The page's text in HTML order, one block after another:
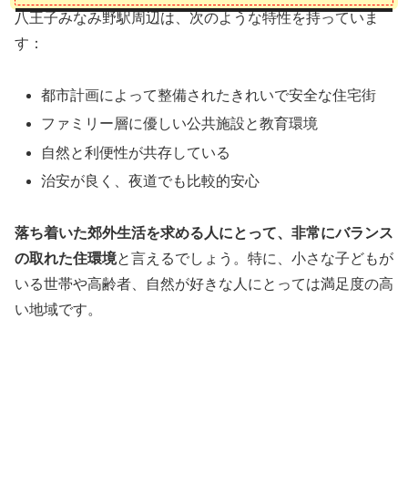
八王子みなみ野駅周辺は、次のような特性を持っていま
す：
都市計画によって整備されたきれいで安全な住宅街
ファミリー層に優しい公共施設と教育環境
自然と利便性が共存している
治安が良く、夜道でも比較的安心
落ち着いた郊外生活を求める人にとって、非常にバランス
の取れた住環境と言えるでしょう。特に、小さな子どもが
いる世帯や高齢者、自然が好きな人にとっては満足度の高
い地域です。